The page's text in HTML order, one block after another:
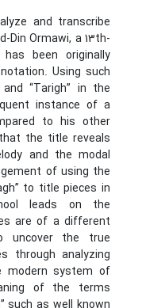
and transcribe
Din Ormawi, a 13th-
been originally
Using such
and “Tarigh” in the
instance of a
to his other
the title reveals
and the modal
of using the
to title pieces in
leads on the
are of a different
uncover the true
through analyzing
modern system of
of the terms